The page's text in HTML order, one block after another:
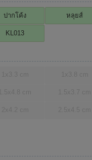
ปากโค้ง หลุยส์
KL013